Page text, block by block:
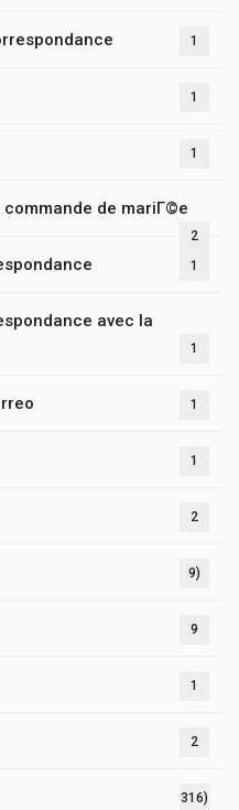
1
1
1
de mariГ©e
2
1
avec la
1
1
1
2
9)
9
1
2
316)